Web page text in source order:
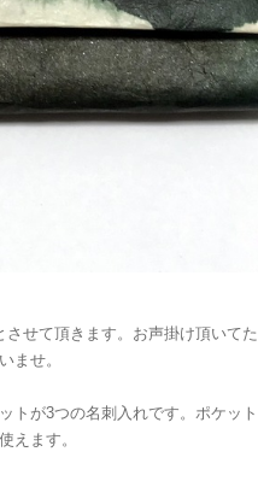
せて頂きます。お声掛け頂いてた
ませ。
トが3つの名刺入れです。ポケット
えます。